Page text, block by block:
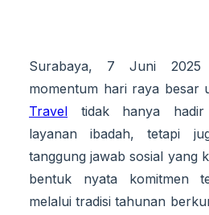
Surabaya, 7 Juni
momentum hari raya besar
Travel tidak hanya hadir
layanan ibadah, tetapi
tanggung jawab sosial yang
bentuk nyata komitmen
melalui tradisi tahunan